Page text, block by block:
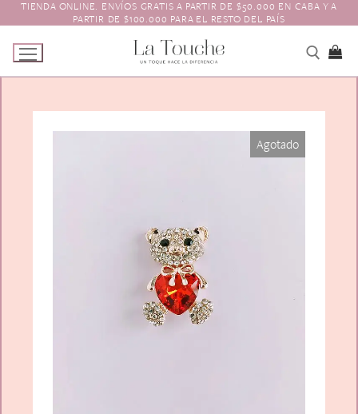
al
contenido
TIENDA ONLINE. ENVÍOS GRATIS A PARTIR DE $50.000 EN CABA Y A
PARTIR DE $100.000 PARA EL RESTO DEL PAÍS
Animales y Bichitos
Florales
Varios
Accesorios para el pelo
Boinas
Vinchas
Aros
Guantes
Contacto
Agotado